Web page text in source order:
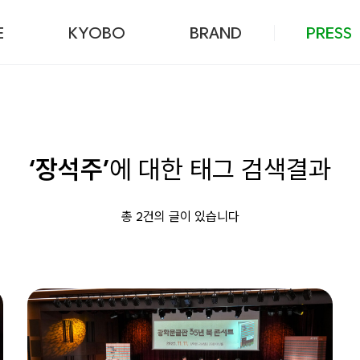
KYOBO BRAND PRESS
‘장석주’에 대한 태그 검색결과
총 2건의 글이 있습니다